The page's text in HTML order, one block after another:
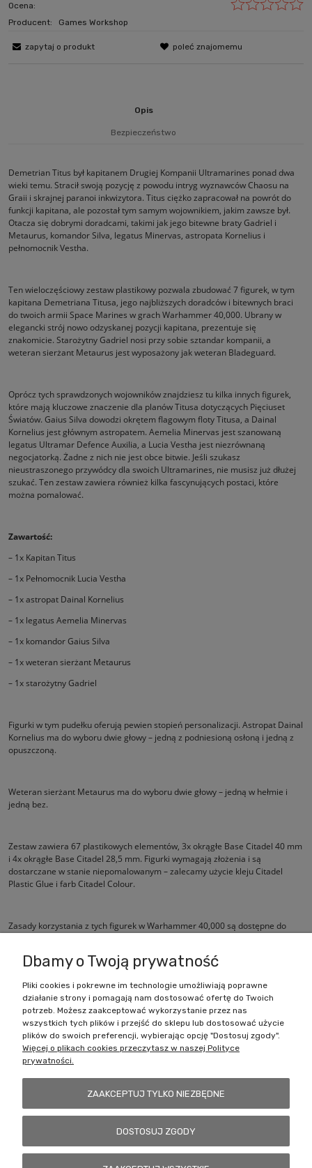
Ocena:
Producent:
Games Workshop
zapytaj o produkt poleć znajomemu
Opis
Bezpieczeństwo
Demetrian Titus był kapitanem Drugiej Kompanii Ultramarines ponad dwa
wieki temu. Stracił swoją pozycję z powodu intryg wyznawców Chaosu na
Graii i skrajnej paranoi inkwizytora. Titus ciężko zapracował na powrót do
funkcji kapitana, ale pozostał tym samym wojownikiem, jakim zawsze był.
Otacza się dobrymi doradcami, takimi jak jego bitewne braty Gadriel i
Metaurus, komandor Silva, legatus Minervas, astropata Kornelius i
pełnomocnik Vestha.
Ten wieloczęściowy zestaw plastikowy pozwala zbudować 7 figurek, w tym
kapitana Demetriana Titusa, jego najbliższych doradców i bitewnych braci
do twoich armii Space Marines w grach Warhammer 40,000. Ubrany w
elegancki strój nowo odzyskanej pozycji kapitana, prezentuje się
znakomicie. Starożytny Gadriel nosi przy sobie sztandar kompanii, a
weteran sierżant Metaurus jest wyposażony jak weteran Bladeguard.
Oprócz tych sprawdzonych wojowników znajdziesz tu kilka innych figurek,
które mają kluczowe znaczenie dla planów Titusa dotyczących Pięciuset
Światów. Gaius Silva dowodzi okrętem flagowym floty Titusa, a Dainal
Kornelius jest głównym astropatem. Aemelia Minervas jest szanowaną
legatus Ultramar Defence Auxilia, a Lucia Vestha jest niezrównaną
negocjatorką. Żadne z nich nie jest obce bitwie. Jeśli szukasz
nieustraszonego przywódcy dla swoich Ultramarines, nie musisz już dłużej
szukać. Ten zestaw zawiera również kilka fascynujących postaci, które
można pomalować.
Zawartość:
– 1x Kapitan Titus
– 1x Pełnomocnik Lucia Vestha
– 1x astropat Dainal Kornelius
– 1x legatus Aemelia Minervas
– 1x komandor Gaius Silva
– 1x weteran sierżant Metaurus
– 1x starożytny Gadriel
Figurki w tym pudełku oferują pewien stopień personalizacji. Astropat Dainal
Kornelius ma do wyboru dwie głowy – jedną z podniesioną osłoną i jedną z
opuszczoną.
Weteran sierżant Metaurus ma do wyboru dwie głowy – jedną w hełmie i
jedną bez.
Zestaw zawiera 67 plastikowych elementów, 3x okrągłe Base Citadel 40 mm
i 4x okrągłe Base Citadel 28,5 mm. Figurki wymagają złożenia i są
dostarczane w stanie niepomalowanym – zalecamy użycie kleju Citadel
Plastic Glue i farb Citadel Colour.
Zasady korzystania z tych figurek w Warhammer 40,000 są dostępne do
Zakupy
Pomoc
Dbamy o Twoją prywatność
Pliki cookies i pokrewne im technologie umożliwiają poprawne
działanie strony i pomagają nam dostosować ofertę do Twoich
potrzeb. Możesz zaakceptować wykorzystanie przez nas
wszystkich tych plików i przejść do sklepu lub dostosować użycie
plików do swoich preferencji, wybierając opcję "Dostosuj zgody".
Więcej o plikach cookies przeczytasz w naszej Polityce
prywatności.
ZAAKCEPTUJ TYLKO NIEZBĘDNE
DOSTOSUJ ZGODY